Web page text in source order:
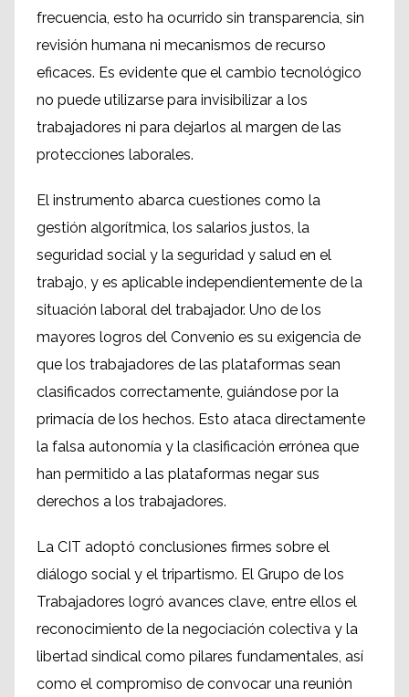
frecuencia, esto ha ocurrido sin transparencia, sin
revisión humana ni mecanismos de recurso
eficaces. Es evidente que el cambio tecnológico
no puede utilizarse para invisibilizar a los
trabajadores ni para dejarlos al margen de las
protecciones laborales.
El instrumento abarca cuestiones como la
gestión algorítmica, los salarios justos, la
seguridad social y la seguridad y salud en el
trabajo, y es aplicable independientemente de la
situación laboral del trabajador. Uno de los
mayores logros del Convenio es su exigencia de
que los trabajadores de las plataformas sean
clasificados correctamente, guiándose por la
primacía de los hechos. Esto ataca directamente
la falsa autonomía y la clasificación errónea que
han permitido a las plataformas negar sus
derechos a los trabajadores.
La CIT adoptó conclusiones firmes sobre el
diálogo social y el tripartismo. El Grupo de los
Trabajadores logró avances clave, entre ellos el
reconocimiento de la negociación colectiva y la
libertad sindical como pilares fundamentales, así
como el compromiso de convocar una reunión